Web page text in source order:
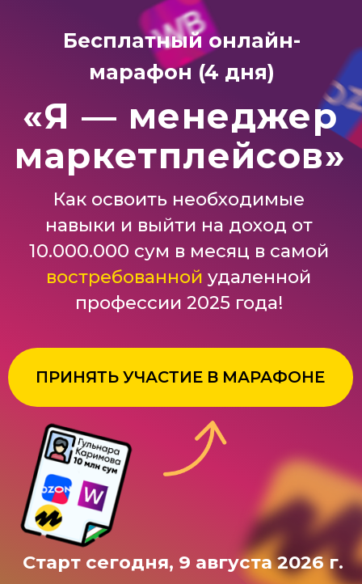
навыки и выйти на доход от
10.000.000 сум в месяц в самой
востребованнойудаленной
профессии 2025 года!
«Я — менеджер
маркетплейсов»
Бесплатный онлайн-
марафон (4 дня)
ПРИНЯТЬ УЧАСТИЕ В МАРАФОНЕ
Старт сегодня, 9 августа 2026 г.